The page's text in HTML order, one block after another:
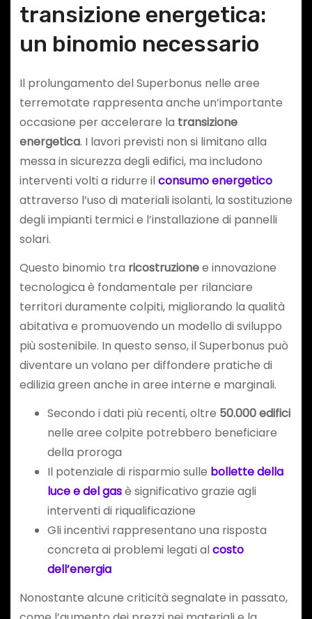
transizione energetica:
un binomio necessario
Il prolungamento del Superbonus nelle aree
terremotate rappresenta anche un’importante
occasione per accelerare la transizione
energetica. I lavori previsti non si limitano alla
messa in sicurezza degli edifici, ma includono
interventi volti a ridurre ilconsumo energetico
attraverso l’uso di materiali isolanti, la sostituzione
degli impianti termici e l’installazione di pannelli
solari.
Questo binomio tra ricostruzionee innovazione
tecnologica è fondamentale per rilanciare
territori duramente colpiti, migliorando la qualità
abitativa e promuovendo un modello di sviluppo
più sostenibile. In questo senso, il Superbonus può
diventare un volano per diffondere pratiche di
edilizia green anche in aree interne e marginali.
Secondo i dati più recenti, oltre 50.000 edifici
nelle aree colpite potrebbero beneficiare
della proroga
Il potenziale di risparmio sulle bollette della
luce e del gasè significativo grazie agli
interventi di riqualificazione
Gli incentivi rappresentano una risposta
concreta ai problemi legati alcosto
dell’energia
Nonostante alcune criticità segnalate in passato,